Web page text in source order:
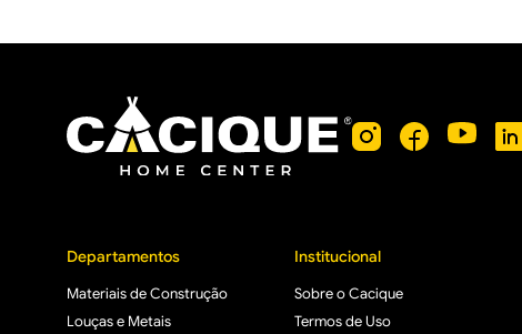
Departamentos
Materiais de Construção
Louças e Metais
Institucional
Sobre o Cacique
Termos de Uso